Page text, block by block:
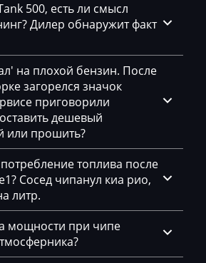
500, есть ли смысл
Дилер обнаружит факт
на плохой бензин. После
загорелся значок
приговорили
дешевый
или прошить?
топлива после
Сосед чипанул киа рио,
литр.
мощности при чипе